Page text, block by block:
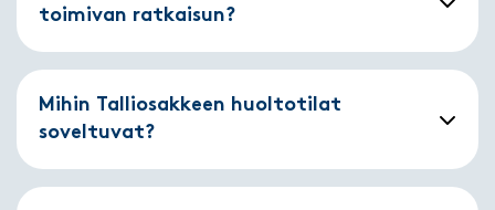
toimivan ratkaisun?
Mihin Talliosakkeen huoltotilat
soveltuvat?